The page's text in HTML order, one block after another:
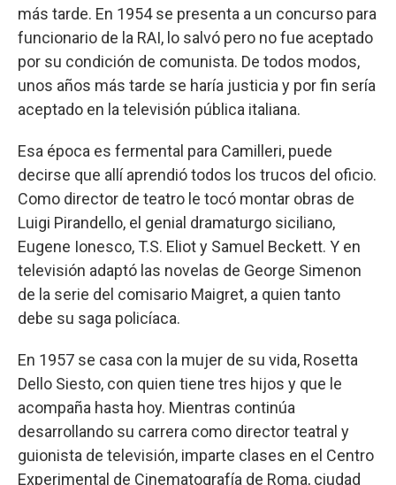
más tarde. En 1954 se presenta a un concurso para
funcionario de la RAI, lo salvó pero no fue aceptado
por su condición de comunista. De todos modos,
unos años más tarde se haría justicia y por fin sería
aceptado en la televisión pública italiana.
Esa época es fermental para Camilleri, puede
decirse que allí aprendió todos los trucos del oficio.
Como director de teatro le tocó montar obras de
Luigi Pirandello, el genial dramaturgo siciliano,
Eugene Ionesco, T.S. Eliot y Samuel Beckett. Y en
televisión adaptó las novelas de George Simenon
de la serie del comisario Maigret, a quien tanto
debe su saga policíaca.
En 1957 se casa con la mujer de su vida, Rosetta
Dello Siesto, con quien tiene tres hijos y que le
acompaña hasta hoy. Mientras continúa
desarrollando su carrera como director teatral y
guionista de televisión, imparte clases en el Centro
Experimental de Cinematografía de Roma, ciudad